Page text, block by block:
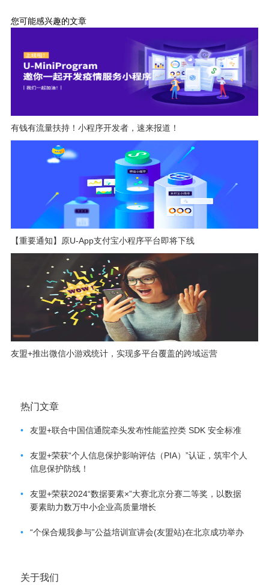
您可能感兴趣的文章
有钱有流量扶持！小程序开发者，速来报道！
【重要通知】原U-App支付宝小程序平台即将下线
友盟+推出微信小游戏统计，实现多平台覆盖的跨域运营
热门文章
• 友盟+联合中国信通院牵头发布性能监控类 SDK 安全标准
•
友盟+荣获“个人信息保护影响评估（PIA）”认证，筑牢个人
信息保护防线！
•
友盟+荣获2024“数据要素×”大赛北京分赛二等奖，以数据
要素助力数万中小企业高质量增长
• “个保合规我参与”公益培训宣讲会(友盟站)在北京成功举办
关于我们